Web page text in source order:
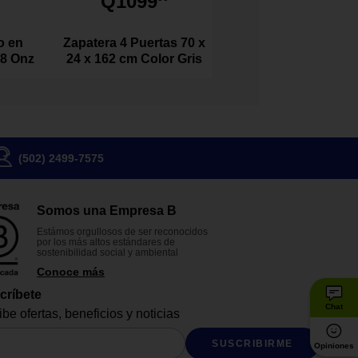
en
Onz
Zapatera 4 Puertas 70 x
24 x 162 cm Color Gris
(502) 2499-7575
Somos una Empresa B
Estámos orgullosos de ser reconocidos
por los más altos estándares de
sostenibilidad social y ambiental
Conoce más
ofertas, beneficios y noticias
SUSCRIBIRME
Chat
Opiniones